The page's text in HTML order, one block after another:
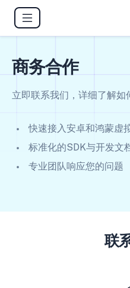
商务合作
立即联系我们，详细了解如
快速接入安卓和鸿蒙虚
标准化的SDK与开发文
专业团队响应您的问题
联